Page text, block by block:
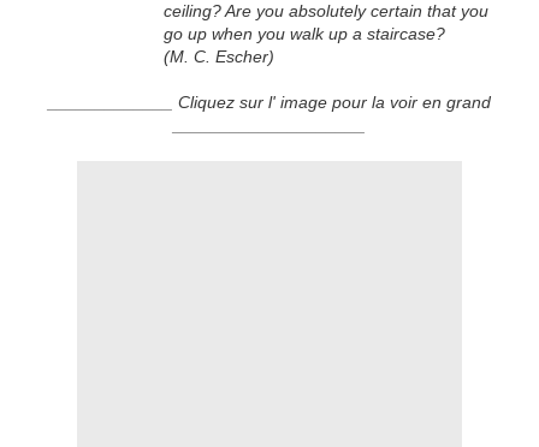
ceiling? Are you absolutely certain that you
go up when you walk up a staircase?
(M. C. Escher)
_____________ Cliquez sur l' image pour la voir en grand